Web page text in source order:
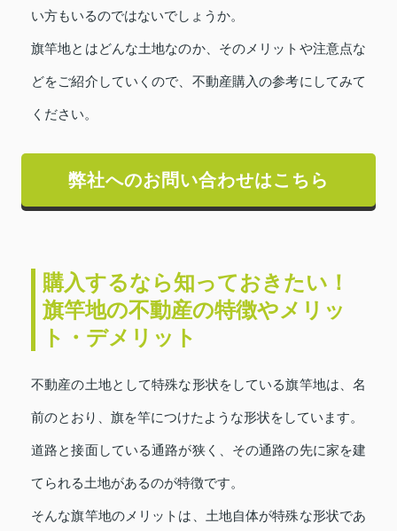
い方もいるのではないでしょうか。
旗竿地とはどんな土地なのか、そのメリットや注意点な
どをご紹介していくので、不動産購入の参考にしてみて
ください。
弊社へのお問い合わせはこちら
購入するなら知っておきたい！
旗竿地の不動産の特徴やメリッ
ト・デメリット
不動産の土地として特殊な形状をしている旗竿地は、名
前のとおり、旗を竿につけたような形状をしています。
道路と接面している通路が狭く、その通路の先に家を建
てられる土地があるのが特徴です。
そんな旗竿地のメリットは、土地自体が特殊な形状であ